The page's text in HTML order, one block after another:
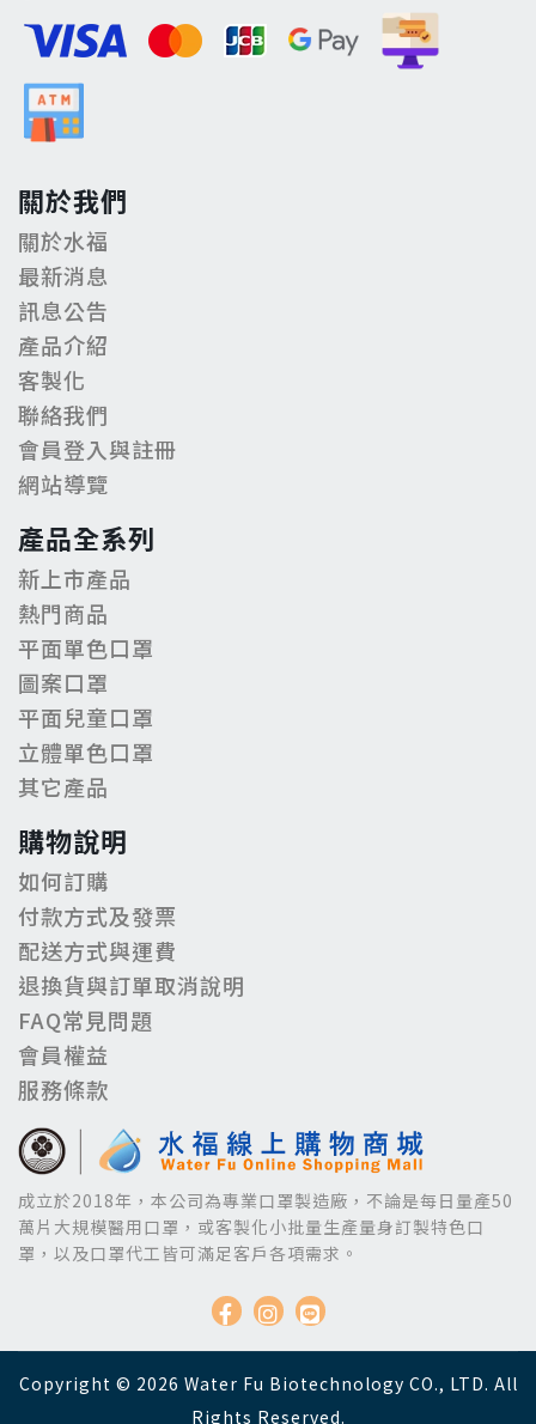
關於我們
關於水福
最新消息
訊息公告
產品介紹
客製化
聯絡我們
會員登入與註冊
網站導覽
產品全系列
新上市產品
熱門商品
平面單色口罩
圖案口罩
平面兒童口罩
立體單色口罩
其它產品
購物說明
如何訂購
付款方式及發票
配送方式與運費
退換貨與訂單取消說明
FAQ常見問題
會員權益
服務條款
成立於2018年，本公司為專業口罩製造廠，不論是每日量產50
萬片大規模醫用口罩，或客製化小批量生產量身訂製特色口
罩，以及口罩代工皆可滿足客戶各項需求。
Copyright © 2026 Water Fu Biotechnology CO., LTD. All
Rights Reserved.